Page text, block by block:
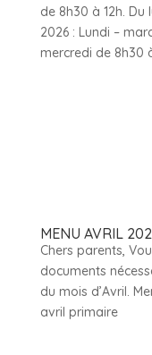
de 8h30 à 12h.
2026 : Lundi –
mercredi de 8h30
MENU AVRIL
Chers parents,
documents
du mois d’Avril.
avril primaire